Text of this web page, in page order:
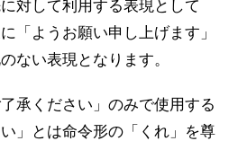
対して利用する表現として
「ようお願い申し上げます」
ない表現となります。
承ください」のみで使用する
」とは命令形の「くれ」を尊